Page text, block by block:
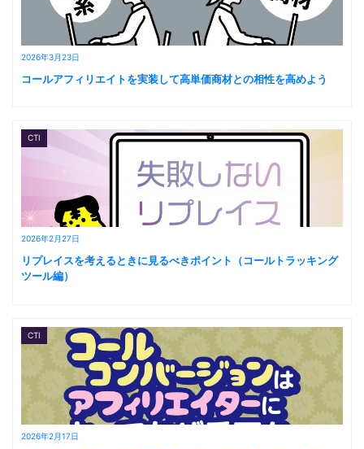
2026年3月23日
コールアフィリエイトを実装して高単価商材との相性を高めよう
2026年2月27日
CTI
リプレイスを考えるときに見るべきポイント（コールトラッキング
ツール編）
2026年2月17日
CTI